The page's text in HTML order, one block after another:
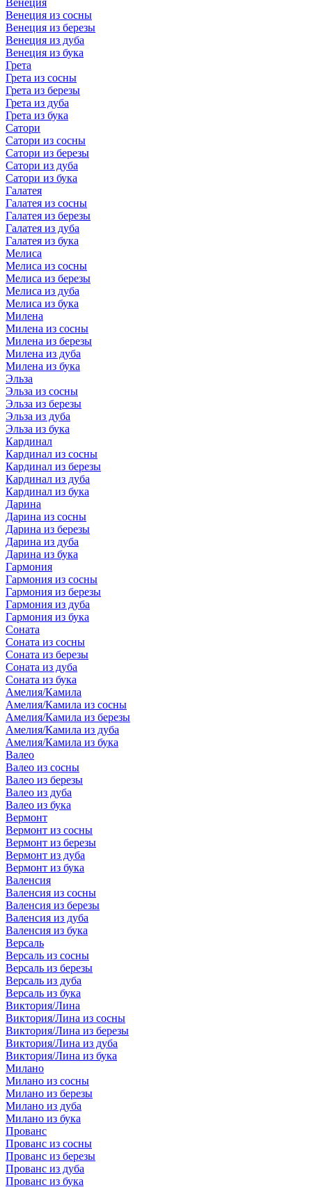
Венеция
Венеция из сосны
Венеция из березы
Венеция из дуба
Венеция из бука
Грета
Грета из сосны
Грета из березы
Грета из дуба
Грета из бука
Сатори
Сатори из сосны
Сатори из березы
Сатори из дуба
Сатори из бука
Галатея
Галатея из сосны
Галатея из березы
Галатея из дуба
Галатея из бука
Мелиса
Мелиса из сосны
Мелиса из березы
Мелиса из дуба
Мелиса из бука
Милена
Милена из сосны
Милена из березы
Милена из дуба
Милена из бука
Эльза
Эльза из сосны
Эльза из березы
Эльза из дуба
Эльза из бука
Кардинал
Кардинал из сосны
Кардинал из березы
Кардинал из дуба
Кардинал из бука
Дарина
Дарина из сосны
Дарина из березы
Дарина из дуба
Дарина из бука
Гармония
Гармония из сосны
Гармония из березы
Гармония из дуба
Гармония из бука
Соната
Соната из сосны
Соната из березы
Соната из дуба
Соната из бука
Амелия/Камила
Амелия/Камила из сосны
Амелия/Камила из березы
Амелия/Камила из дуба
Амелия/Камила из бука
Валео
Валео из сосны
Валео из березы
Валео из дуба
Валео из бука
Вермонт
Вермонт из сосны
Вермонт из березы
Вермонт из дуба
Вермонт из бука
Валенсия
Валенсия из сосны
Валенсия из березы
Валенсия из дуба
Валенсия из бука
Версаль
Версаль из сосны
Версаль из березы
Версаль из дуба
Версаль из бука
Виктория/Лина
Виктория/Лина из сосны
Виктория/Лина из березы
Виктория/Лина из дуба
Виктория/Лина из бука
Милано
Милано из сосны
Милано из березы
Милано из дуба
Милано из бука
Прованс
Прованс из сосны
Прованс из березы
Прованс из дуба
Прованс из бука